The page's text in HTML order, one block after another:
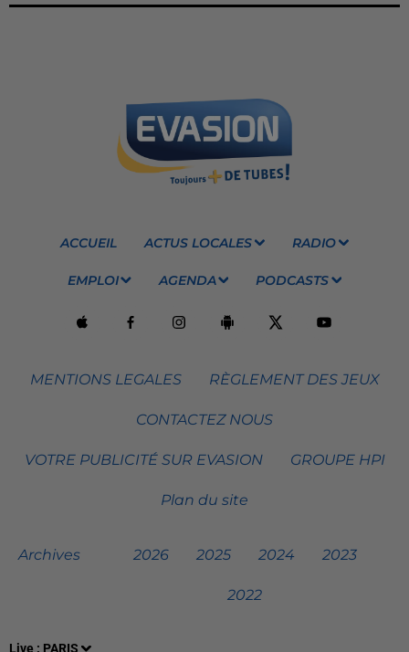
Live : PARIS
ACCUEIL ACTUS LOCALES RADIO
EMPLOI AGENDA PODCASTS
MENTIONS LEGALES RÈGLEMENT DES JEUX
CONTACTEZ NOUS
VOTRE PUBLICITÉ SUR EVASION GROUPE HPI
Plan du site
Archives 2026 2025 2024 2023
2022